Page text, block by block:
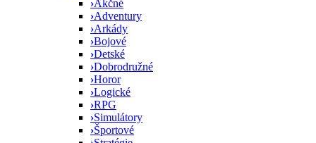
›Akčné
›Adventury
›Arkády
›Bojové
›Detské
›Dobrodružné
›Horor
›Logické
›RPG
›Simulátory
›Športové